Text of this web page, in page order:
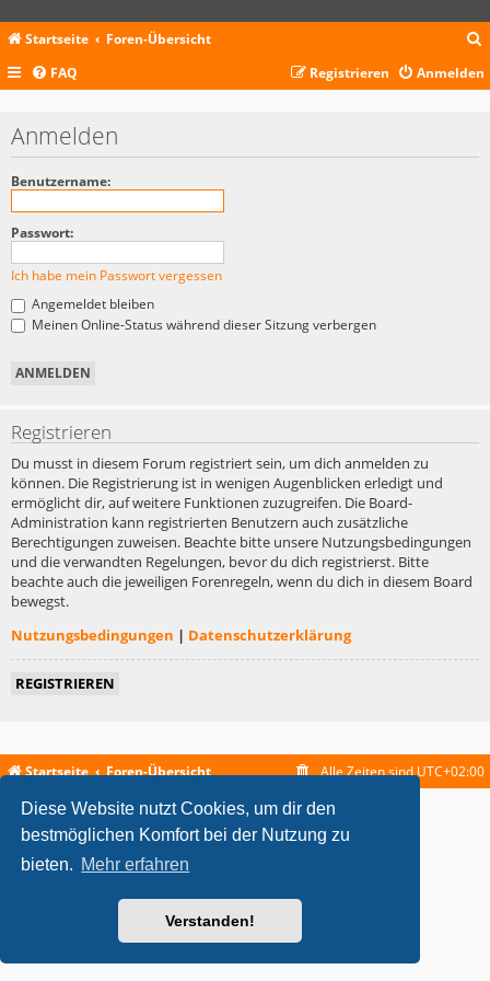
Diese Website nutzt Cookies, um dir den
bestmöglichen Komfort bei der Nutzung zu
bieten. Mehr erfahren
Verstanden!
Startseite Foren-Übersicht
c
FAQ Anmelden
Registrieren
Anmelden
Benutzername:
Passwort:
Ich habe mein Passwort vergessen
Angemeldet bleiben
Meinen Online-Status während dieser Sitzung verbergen
Registrieren
Du musst in diesem Forum registriert sein, um dich anmelden zu
können. Die Registrierung ist in wenigen Augenblicken erledigt und
ermöglicht dir, auf weitere Funktionen zuzugreifen. Die Board-
Administration kann registrierten Benutzern auch zusätzliche
Berechtigungen zuweisen. Beachte bitte unsere Nutzungsbedingungen
und die verwandten Regelungen, bevor du dich registrierst. Bitte
beachte auch die jeweiligen Forenregeln, wenn du dich in diesem Board
bewegst.
Nutzungsbedingungen | Datenschutzerklärung
REGISTRIEREN
Startseite Foren-Übersicht Alle Zeiten sindUTC+02:00
metrolike style byEric SeguinUpdated for phpBB3.2 by
Powered byphpBB ® Forum Software © phpBB Limited
phpBB.de
Datenschutz